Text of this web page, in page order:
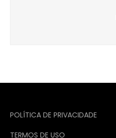
POLÍTICA DE PRIVACIDADE
TERMOS DE USO